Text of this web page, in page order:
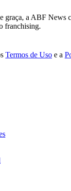
graça, a ABF News
franchising.
Termos de Uso e a